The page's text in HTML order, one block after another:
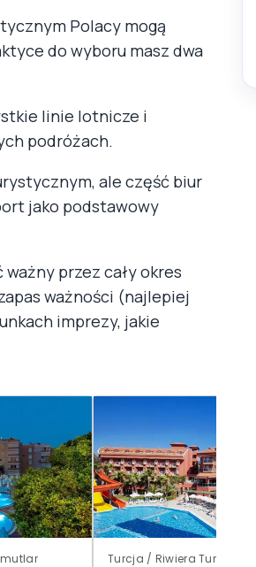
Polacy mogą
do wyboru masz dwa
linie lotnicze i
podróżach.
ale część biur
jako podstawowy
przez cały okres
ważności (najlepiej
imprezy, jakie
Turcja / Riwiera Turecka /